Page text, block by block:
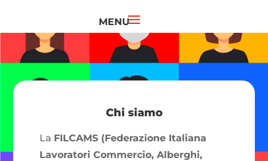
Chi siamo
La FILCAMS (Federazione Italiana
Lavoratori Commercio, Alberghi,